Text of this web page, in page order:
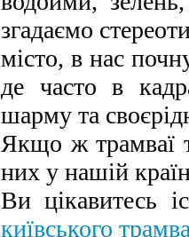
згадаємо
місто, в нас
де часто в
шарму та
Якщо ж трамваї
них у нашій
Ви цікавитесь
київського